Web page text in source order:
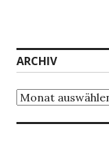
ARCHIV
Archiv